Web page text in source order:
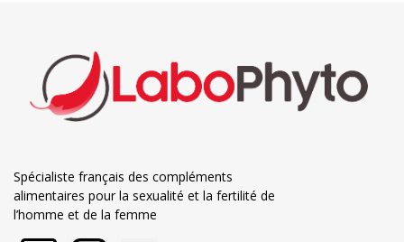
Spécialiste français des compléments
alimentaires pour la sexualité et la fertilité de
l’homme et de la femme